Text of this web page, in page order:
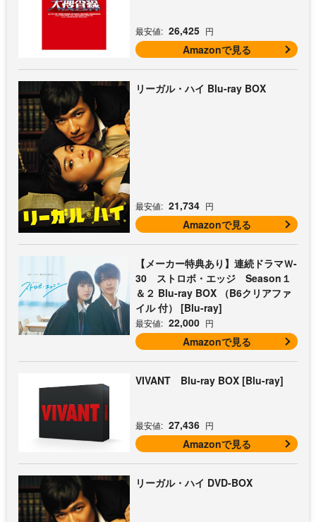
最安値: 26,425 円
Amazonで見る
リーガル・ハイ Blu-ray BOX
最安値: 21,734 円
Amazonで見る
【メーカー特典あり】連続ドラマＷ-
30 ストロボ・エッジ Season１
＆２ Blu-ray BOX （B6クリアファ
イル 付） [Blu-ray]
最安値: 22,000 円
Amazonで見る
VIVANT Blu-ray BOX [Blu-ray]
最安値: 27,436 円
Amazonで見る
リーガル・ハイ DVD-BOX